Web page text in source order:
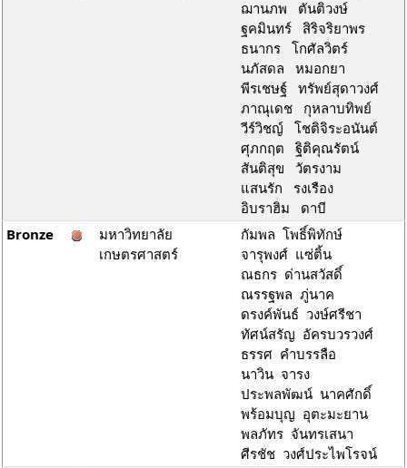
ฌานภพ ตันติวงษ์
ฐคมินทร์ สิริจริยาพร
ธนากร โกศัลวิตร์
นภัสดล หมอกยา
พีรเชษฐ์ ทรัพย์สุดาวงศ์
ภาณุเดช กุหลาบทิพย์
วีร์วิชญ์ โชติจิระอนันต์
ศุภกฤต ฐิติคุณรัตน์
สันติสุข วัตรงาม
แสนรัก รงเรือง
อิบราฮิม ดาบี
Bronze
มหาวิทยาลัย
เกษตรศาสตร์
กัมพล โพธิ์พิทักษ์
จารุพงศ์ แซ่ติ้น
ณธกร ด่านสวัสดิ์
ณรรฐพล ภู่นาค
ดรงค์พันธ์ วงษ์ศรีชา
ทัศน์สรัญ อัครบวรวงศ์
ธรรศ คำบรรลือ
นาวิน จารง
ประพลพัฒน์ นาคศักดิ์
พร้อมบุญ อุตะมะยาน
พลภัทร จันทรเสนา
ศีรชัช วงศ์ประไพโรจน์